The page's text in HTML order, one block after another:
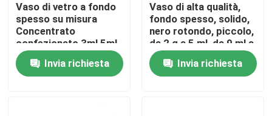
Casa
Vaso di vetro a fondo
spesso su misura
Concentrato
confezionato 3ml 5ml
7ml 9ml 15ml a prova
di bambiniInvia richiesta
Vaso di alta qualità,
fondo spesso, solido,
nero rotondo, piccolo,
da 2 g a 5 ml, da 9 ml a
1 grammo, da 7 ml,
concentrato, con
finitura lucidata
Invia richiesta